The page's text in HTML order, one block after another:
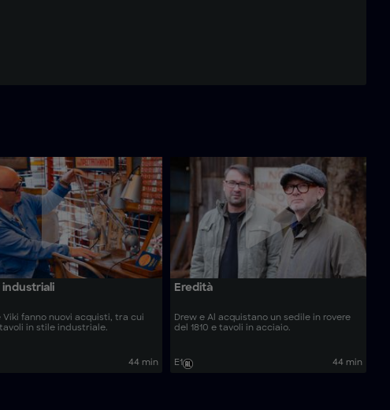
industriali
Viki fanno nuovi acquisti, tra cui
in stile industriale.
44 min
Eredità
Drew e Al acquistano un sedile in rovere
del 1810 e tavoli in acciaio.
E1 44 min